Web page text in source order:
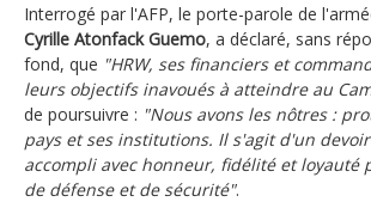
Interrogé par l'AFP, le porte-parole de
Cyrille Atonfack Guemo, a déclaré, sans
fond, que "HRW, ses financiers et
leurs objectifs inavoués à atteindre au
de poursuivre : "Nous avons les nôtres :
pays et ses institutions. Il s'agit d'un
accompli avec honneur, fidélité et loyauté
de défense et de sécurité".